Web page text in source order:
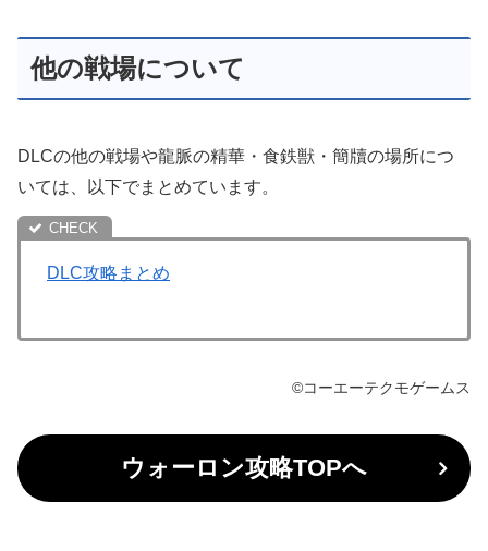
他の戦場について
DLCの他の戦場や龍脈の精華・食鉄獣・簡牘の場所につ
いては、以下でまとめています。
DLC攻略まとめ
©コーエーテクモゲームス
ウォーロン攻略TOPへ